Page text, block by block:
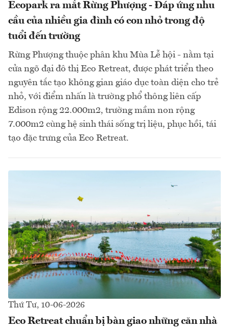
Ecopark ra mắt Rừng Phượng - Đáp ứng nhu
cầu của nhiều gia đình có con nhỏ trong độ
tuổi đến trường
Rừng Phượng thuộc phân khu Mùa Lễ hội - nằm tại
cửa ngõ đại đô thị Eco Retreat, được phát triển theo
nguyên tắc tạo không gian giáo dục toàn diện cho trẻ
nhỏ, với điểm nhấn là trường phổ thông liên cấp
Edison rộng 22.000m2, trường mầm non rộng
7.000m2 cùng hệ sinh thái sống trị liệu, phục hồi, tái
tạo đặc trưng của Eco Retreat.
Thứ Tư, 10-06-2026
Eco Retreat chuẩn bị bàn giao những căn nhà